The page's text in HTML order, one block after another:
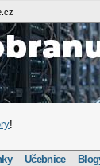
!
Učebnice